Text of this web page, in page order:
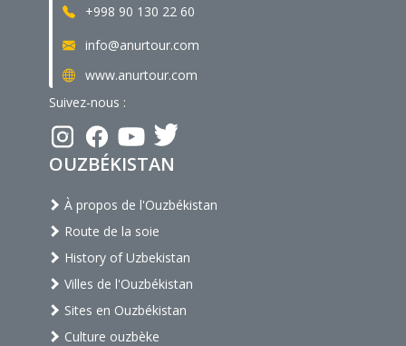
+998 90 130 22 60
info@anurtour.com
www.anurtour.com
Suivez-nous :
OUZBÉKISTAN
À propos de l'Ouzbékistan
Route de la soie
History of Uzbekistan
Villes de l'Ouzbékistan
Sites en Ouzbékistan
Culture ouzbèke